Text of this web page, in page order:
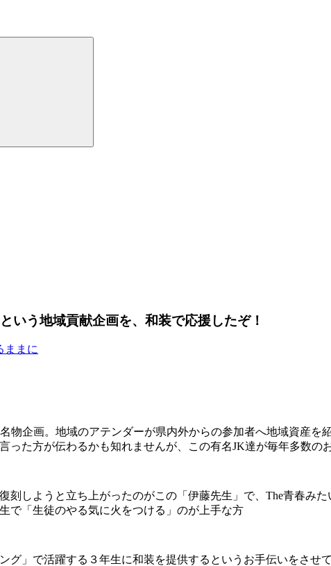
いう地域貢献企画を、和装で応援したぞ！
ままに
物企画。地域のアテンダーが県内外からの参加者へ地域資産を
た方が伝わるかも知れませんが、この有名JK達が毎年多数の
しようと立ち上がったのがこの「伊藤先生」で、The青春み
で「生徒のやる気に火をつける」のが上手な方
」で活躍する３年生に和装を提供するというお手伝いをさせ